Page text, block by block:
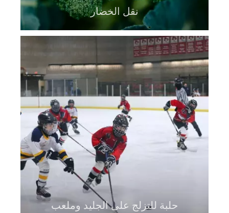
نقل الخضار
حلبة للتزلج على الجليد وملعب